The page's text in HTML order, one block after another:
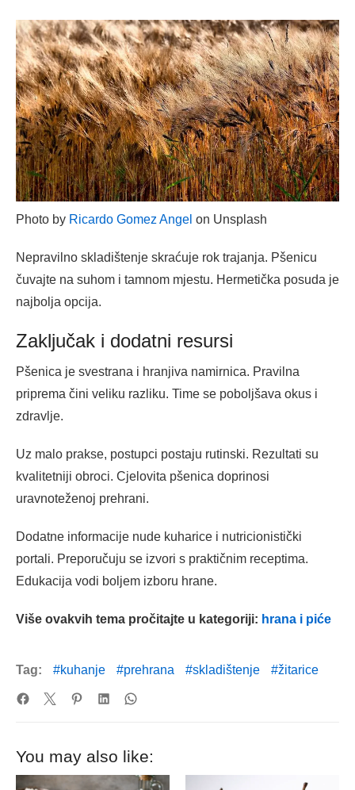
Photo by Ricardo Gomez Angel on Unsplash
Nepravilno skladištenje skraćuje rok trajanja. Pšenicu
čuvajte na suhom i tamnom mjestu. Hermetička posuda je
najbolja opcija.
Zaključak i dodatni resursi
Pšenica je svestrana i hranjiva namirnica. Pravilna
priprema čini veliku razliku. Time se poboljšava okus i
zdravlje.
Uz malo prakse, postupci postaju rutinski. Rezultati su
kvalitetniji obroci. Cjelovita pšenica doprinosi
uravnoteženoj prehrani.
Dodatne informacije nude kuharice i nutricionistički
portali. Preporučuju se izvori s praktičnim receptima.
Edukacija vodi boljem izboru hrane.
Više ovakvih tema pročitajte u kategoriji: hrana i piće
Tag: kuhanje prehrana skladištenje žitarice
You may also like: